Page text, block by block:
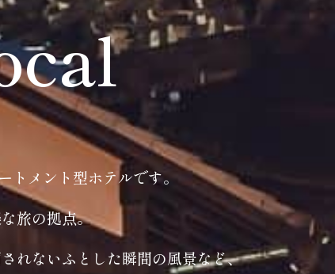
トメント型ホテルです。
旅の拠点。
れないふとした瞬間の風景など、